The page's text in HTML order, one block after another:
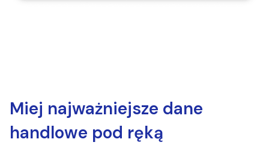
Miej najważniejsze dane
handlowe pod ręką